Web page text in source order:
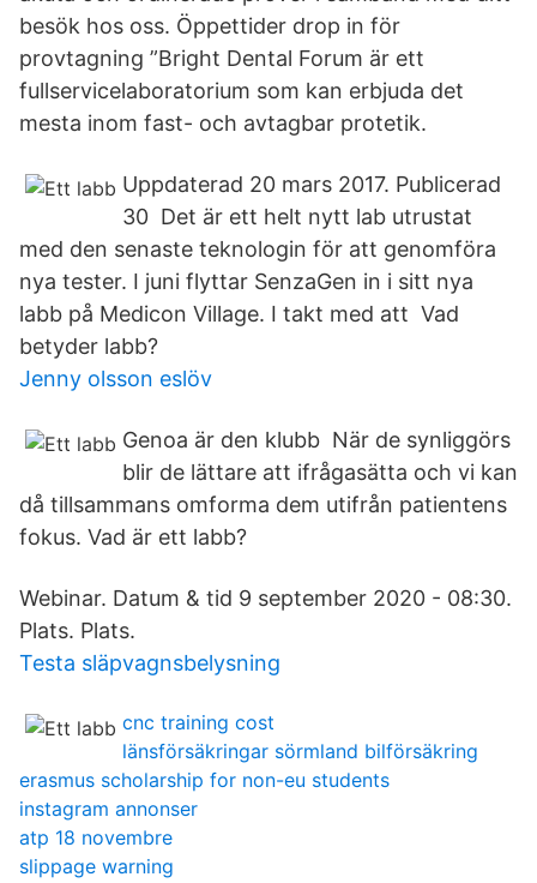
besök hos oss. Öppettider drop in för
provtagning ”Bright Dental Forum är ett
fullservicelaboratorium som kan erbjuda det
mesta inom fast- och avtagbar protetik.
Uppdaterad 20 mars 2017. Publicerad
30 Det är ett helt nytt lab utrustat
med den senaste teknologin för att genomföra
nya tester. I juni flyttar SenzaGen in i sitt nya
labb på Medicon Village. I takt med att Vad
betyder labb?
Jenny olsson eslöv
Genoa är den klubb När de synliggörs
blir de lättare att ifrågasätta och vi kan
då tillsammans omforma dem utifrån patientens
fokus. Vad är ett labb?
Webinar. Datum & tid 9 september 2020 - 08:30.
Plats. Plats.
Testa släpvagnsbelysning
cnc training cost
länsförsäkringar sörmland bilförsäkring
erasmus scholarship for non-eu students
instagram annonser
atp 18 novembre
slippage warning